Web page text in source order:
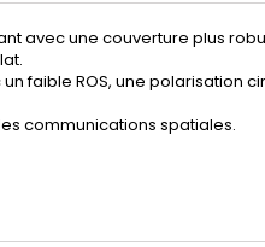
avec une couverture plus
faible ROS, une polarisation
communications spatiales.